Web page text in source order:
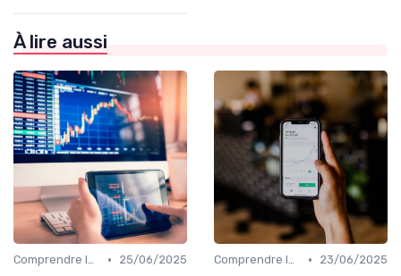
À lire aussi
Comprendre le Recouvrement de Créances •
25/06/2025
Comprendre le Recouvrement de Créances •
23/06/2025